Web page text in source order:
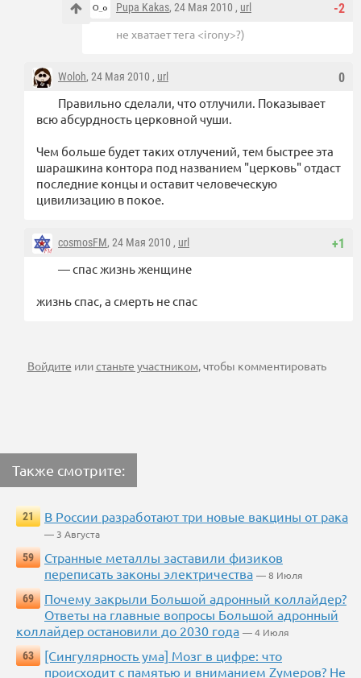
-2
Pupa Kakas, 24 Мая 2010 , url
не хватает тега <irony>?)
0
Woloh, 24 Мая 2010 , url
Правильно сделали, что отлучили. Показывает
всю абсурдность церковной чуши.
Чем больше будет таких отлучений, тем быстрее эта
шарашкина контора под названием "церковь" отдаст
последние концы и оставит человеческую
цивилизацию в покое.
+1
cosmosFM, 24 Мая 2010 , url
— спас жизнь женщине
жизнь спас, а смерть не спас
Войдите илистаньте участником, чтобы комментировать
Также смотрите:
21 В России разработают три новые вакцины от рака
— 3 Августа
59
Странные металлы заставили физиков
переписать законы электричества — 8 Июля
69
Почему закрыли Большой адронный коллайдер?
Ответы на главные вопросы Большой адронный
коллайдер остановили до 2030 года — 4 Июля
63
[Сингулярность ума] Мозг в цифре: что
происходит с памятью и вниманием Zумеров? Не